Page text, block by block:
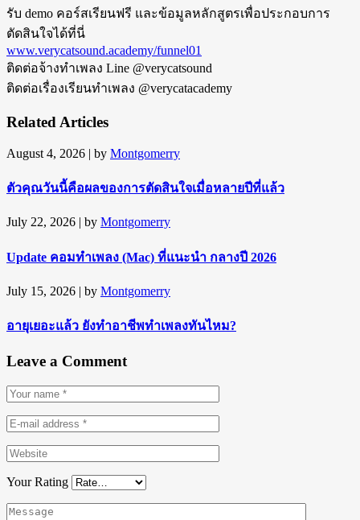
รับ demo คอร์สเรียนฟรี และข้อมูลหลักสูตรเพื่อประกอบการ
ตัดสินใจได้ที่นี่
www.verycatsound.academy/funnel01
ติดต่อจ้างทำเพลง Line @verycatsound
ติดต่อเรื่องเรียนทำเพลง @verycatacademy
Related Articles
August 4, 2026 | by Montgomerry
ตัวคุณวันนี้คือผลของการตัดสินใจเมื่อหลายปีที่แล้ว
July 22, 2026 | by Montgomerry
Update คอมทำเพลง (Mac) ที่แนะนำ กลางปี 2026
July 15, 2026 | by Montgomerry
อายุเยอะแล้ว ยังทำอาชีพทำเพลงทันไหม?
Leave a Comment
Your Rating